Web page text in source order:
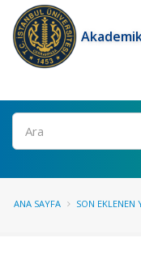
Ara
ANA SAYFA SON EKLENEN